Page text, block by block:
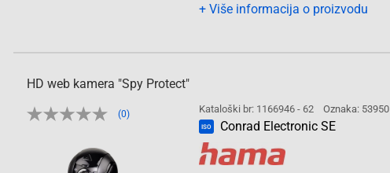
+ Više informacija o proizvodu
HD web kamera "Spy Protect"
(0) Kataloški br: 1166946 - 62 Oznaka: 53950
ISO Conrad Electronic SE